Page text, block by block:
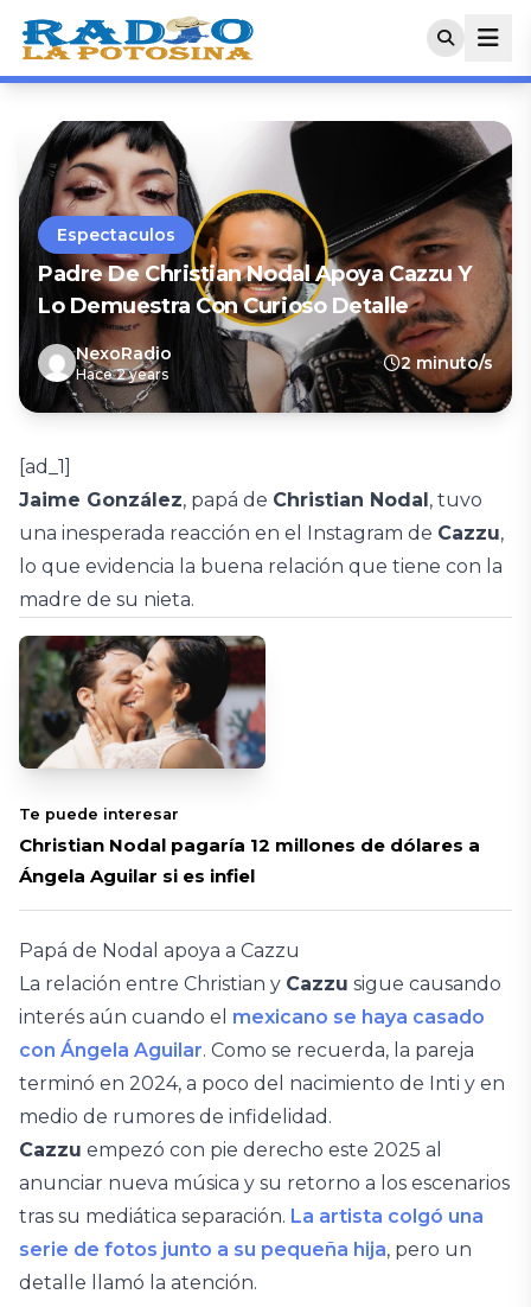
Espectaculos
Padre De Christian Nodal Apoya Cazzu Y
Lo Demuestra Con Curioso Detalle
NexoRadio
Hace 2 years
2 minuto/s
[ad_1]
Jaime González, papá de Christian Nodal, tuvo
una inesperada reacción en el Instagram de Cazzu,
lo que evidencia la buena relación que tiene con la
madre de su nieta.
Te puede interesar
Christian Nodal pagaría 12 millones de dólares a
Ángela Aguilar si es infiel
Papá de Nodal apoya a Cazzu
La relación entre Christian y Cazzu sigue causando
interés aún cuando el mexicano se haya casado
con Ángela Aguilar. Como se recuerda, la pareja
terminó en 2024, a poco del nacimiento de Inti y en
medio de rumores de infidelidad.
Cazzu empezó con pie derecho este 2025 al
anunciar nueva música y su retorno a los escenarios
tras su mediática separación. La artista colgó una
serie de fotos junto a su pequeña hija, pero un
detalle llamó la atención.